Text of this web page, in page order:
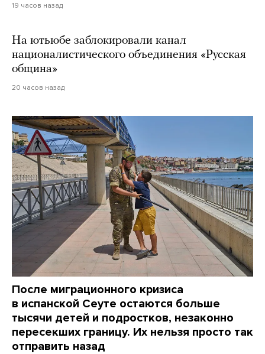
19 часов назад
На ютьюбе заблокировали канал
националистического объединения «Русская
община»
20 часов назад
После миграционного кризиса
в испанской Сеуте остаются больше
тысячи детей и подростков, незаконно
пересекших границу. Их нельзя просто так
отправить назад